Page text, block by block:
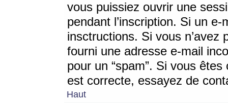
vous puissiez ouvrir une
pendant l’inscription. Si un
insctructions. Si vous n’avez
fourni une adresse e-mail
pour un “spam”. Si vous
est correcte, essayez de
Haut